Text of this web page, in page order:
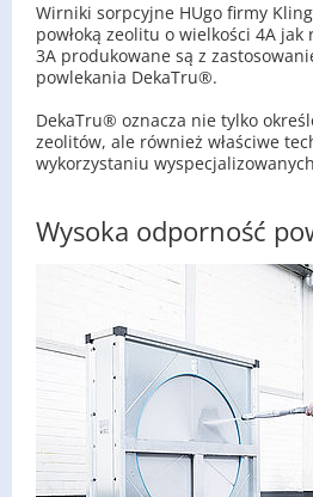
Wirniki sorpcyjne HUgo firmy
powłoką zeolitu o wielkości 4A
3A produkowane są z
powlekania DekaTru®.
DekaTru® oznacza nie tylko
zeolitów, ale również właściwe
wykorzystaniu
Wysoka odporność